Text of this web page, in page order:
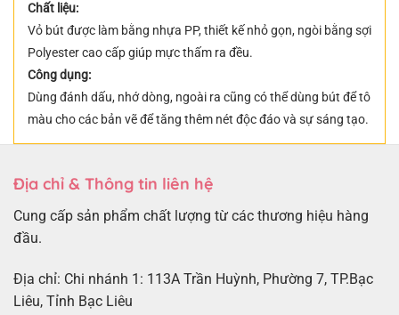
Chất liệu:
Vỏ bút được làm bằng nhựa PP, thiết kế nhỏ gọn, ngòi bằng sợi
Polyester cao cấp giúp mực thấm ra đều.
Công dụng:
Dùng đánh dấu, nhớ dòng, ngoài ra cũng có thể dùng bút để tô
màu cho các bản vẽ để tăng thêm nét độc đáo và sự sáng tạo.
Địa chỉ & Thông tin liên hệ
Cung cấp sản phẩm chất lượng từ các thương hiệu hàng
đầu.
Địa chỉ: Chi nhánh 1: 113A Trần Huỳnh, Phường 7, TP.Bạc
Liêu, Tỉnh Bạc Liêu